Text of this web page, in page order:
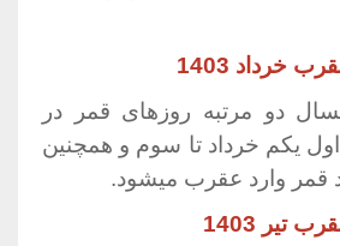
خرداد 1403
دو مرتبه روزهای قمر در
یکم خرداد تا سوم و همچنین
1403